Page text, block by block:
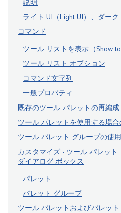
説明:
ライト UI（Light UI）、ダーク
コマンド
ツール リストを表示（Show
ツール リスト オプション
コマンド文字列
一般プロパティ
既存のツール パレットの再編成
ツール パレットを使用する場
ツール パレット グループの使用
カスタマイズ - ツール パレット
ダイアログ ボックス
パレット
パレット グループ
ツール パレットおよびパレッ